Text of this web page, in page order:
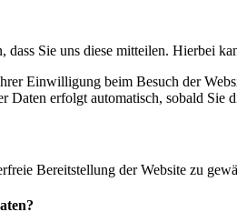
dass Sie uns diese mitteilen. Hierbei
Einwilligung beim Besuch der
Daten erfolgt automatisch, sobald Sie
Bereitstellung der Website zu